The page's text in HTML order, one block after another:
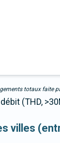
totaux faite
(THD,
villes